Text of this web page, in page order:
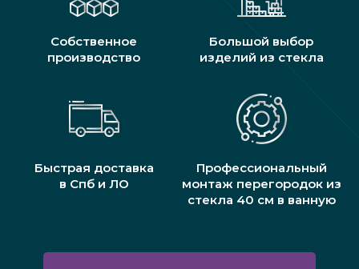
Собственное
производство
Большой выбор
изделий из стекла
Быстрая доставка
в Спб и ЛО
Профессиональный
монтаж перегородок из
стекла 40 см в ванную